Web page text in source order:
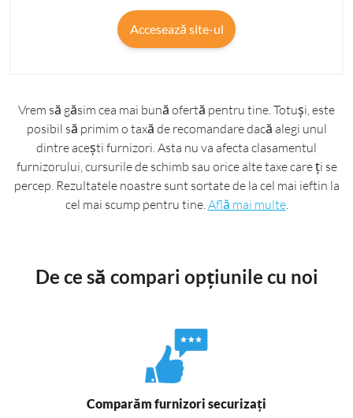
Accesează site-ul
Vrem să găsim cea mai bună ofertă pentru tine. Totuși, este
posibil să primim o taxă de recomandare dacă alegi unul
dintre acești furnizori. Asta nu va afecta clasamentul
furnizorului, cursurile de schimb sau orice alte taxe care ți se
percep. Rezultatele noastre sunt sortate de la cel mai ieftin la
cel mai scump pentru tine.Află mai multe.
De ce să compari opțiunile cu noi
Comparăm furnizori securizați